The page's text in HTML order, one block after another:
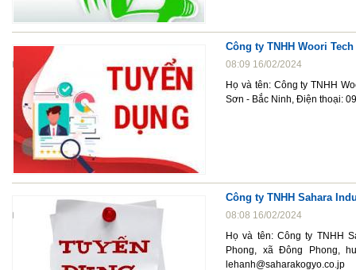
Công ty TNHH Woori
08:09 16/02/2024
Họ và tên: Công ty TNHH
Sơn - Bắc Ninh, Điện thoại:
Công ty TNHH Sahara
08:08 16/02/2024
Họ và tên: Công ty TNHH
Phong, xã Đông Phong,
lehanh@saharakogyo.co.jp